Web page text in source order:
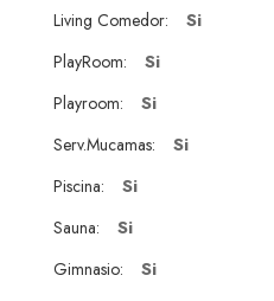
Living Comedor: Si
PlayRoom: Si
Playroom: Si
Serv.Mucamas: Si
Piscina: Si
Sauna: Si
Gimnasio: Si